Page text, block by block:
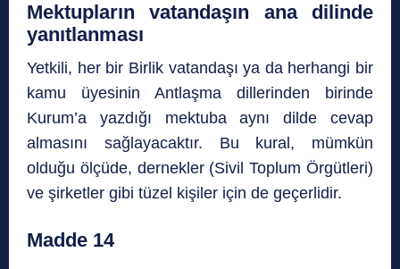
Mektupların vatandaşın ana dilinde
yanıtlanması
Yetkili, her bir Birlik vatandaşı ya da herhangi bir
kamu üyesinin Antlaşma dillerinden birinde
Kurum’a yazdığı mektuba aynı dilde cevap
almasını sağlayacaktır. Bu kural, mümkün
olduğu ölçüde, dernekler (Sivil Toplum Örgütleri)
ve şirketler gibi tüzel kişiler için de geçerlidir.
Madde 14